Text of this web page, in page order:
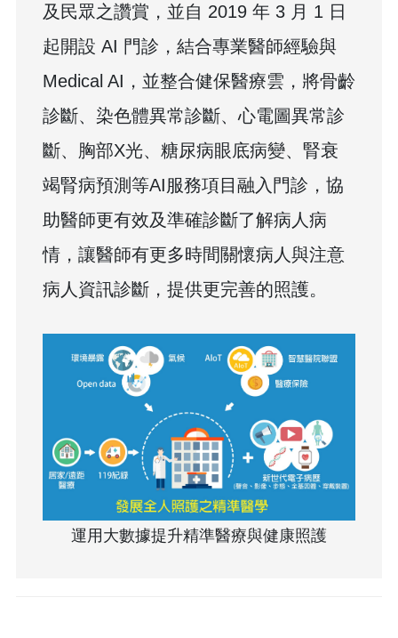
及民眾之讚賞，並自 2019 年 3 月 1 日
起開設 AI 門診，結合專業醫師經驗與
Medical AI，並整合健保醫療雲，將骨齡
診斷、染色體異常診斷、心電圖異常診
斷、胸部X光、糖尿病眼底病變、腎衰
竭腎病預測等AI服務項目融入門診，協
助醫師更有效及準確診斷了解病人病
情，讓醫師有更多時間關懷病人與注意
病人資訊診斷，提供更完善的照護。
運用大數據提升精準醫療與健康照護